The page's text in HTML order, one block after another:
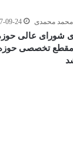
محمدی 09-24
شورای عالی
تخصصی